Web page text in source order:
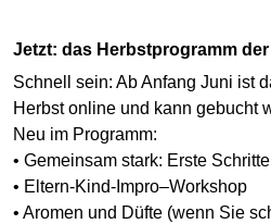
Jetzt: das Herbstprogramm
Schnell sein: Ab Anfang Juni ist
Herbst online und kann gebucht
Neu im Programm:
• Gemeinsam stark: Erste
• Eltern-Kind-Impro–Workshop
• Aromen und Düfte (wenn Sie